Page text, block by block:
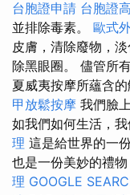
台胞證申請 台胞證
並排除毒素。 歐式
皮膚，清除廢物，
除黑眼圈。 儘管所
夏威夷按摩所蘊含
甲放鬆按摩 我們臉
如我們如何生活，
理 這是給世界的一
也是一份美妙的禮
理 GOOGLE